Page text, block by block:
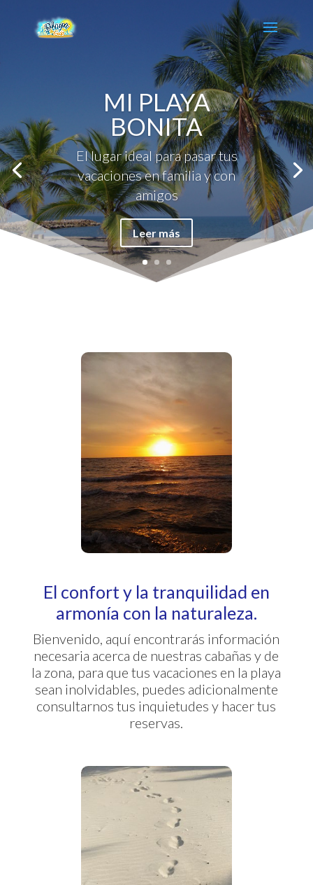
MI PLAYA
BONITA
El lugar ideal para pasar tus
vacaciones en familia y con
amigos
Leer más
El confort y la tranquilidad en
armonía con la naturaleza.
Bienvenido, aquí encontrarás información
necesaria acerca de nuestras cabañas y de
la zona, para que tus vacaciones en la playa
sean inolvidables, puedes adicionalmente
consultarnos tus inquietudes y hacer tus
reservas.